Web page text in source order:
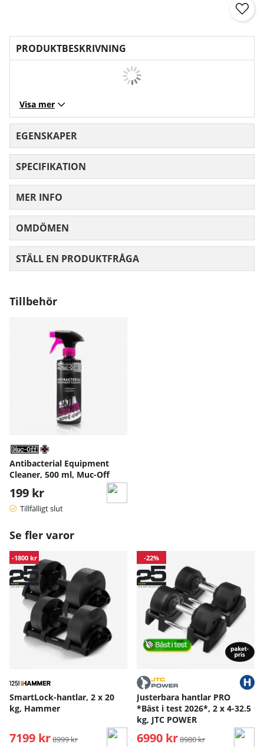
PRODUKTBESKRIVNING
Visa mer
EGENSKAPER
SPECIFIKATION
MER INFO
OMDÖMEN
STÄLL EN PRODUKTFRÅGA
Tillbehör
Antibacterial Equipment
Cleaner, 500 ml, Muc-Off
199 kr
Tillfälligt slut
Se fler varor
-1800 kr
SmartLock-hantlar, 2 x 20
kg, Hammer
7199 kr Ordinarie pris:
8999 kr
-22%
Justerbara hantlar PRO
*Bäst i test 2026*, 2 x 4-32.5
kg, JTC POWER
6990 kr Ordinarie pris:
8980 kr